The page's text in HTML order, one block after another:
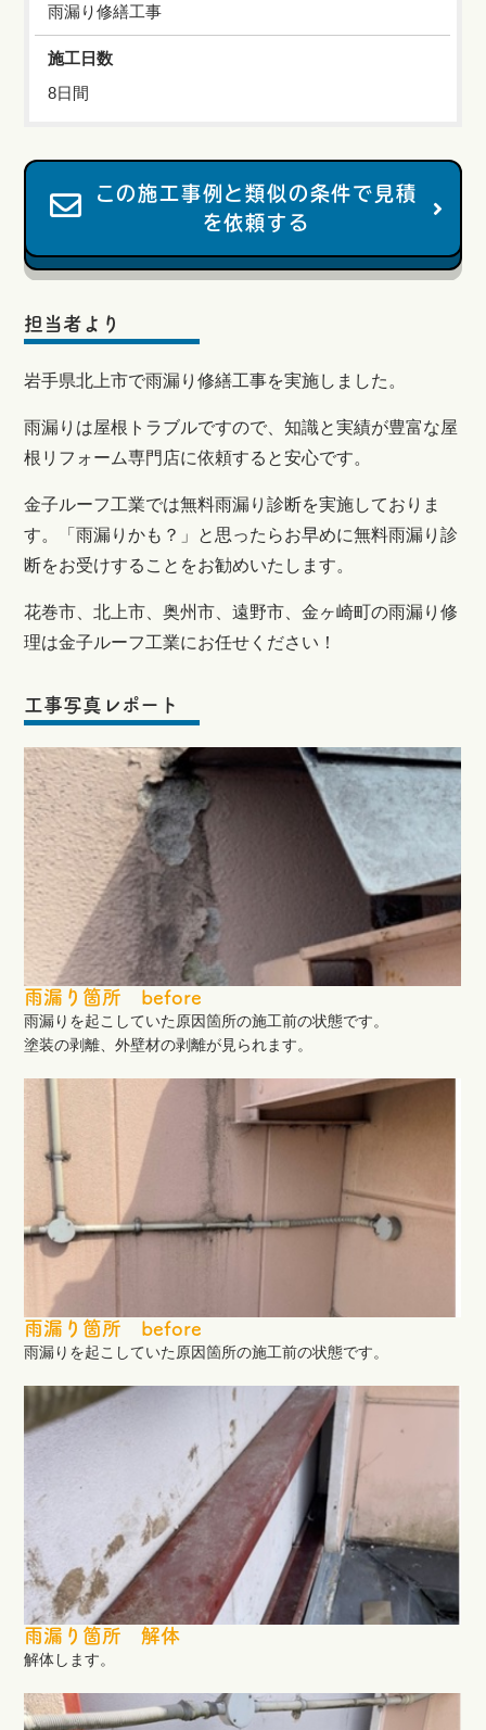
雨漏り修繕工事
施工日数
8日間
この施工事例と類似の条件で見積
を依頼する
担当者より
岩手県北上市で雨漏り修繕工事を実施しました。
雨漏りは屋根トラブルですので、知識と実績が豊富な屋
根リフォーム専門店に依頼すると安心です。
金子ルーフ工業では無料雨漏り診断を実施しておりま
す。「雨漏りかも？」と思ったらお早めに無料雨漏り診
断をお受けすることをお勧めいたします。
花巻市、北上市、奥州市、遠野市、金ヶ崎町の雨漏り修
理は金子ルーフ工業にお任せください！
工事写真レポート
雨漏り箇所 before
雨漏りを起こしていた原因箇所の施工前の状態です。
塗装の剥離、外壁材の剥離が見られます。
雨漏り箇所 before
雨漏りを起こしていた原因箇所の施工前の状態です。
雨漏り箇所 解体
解体します。